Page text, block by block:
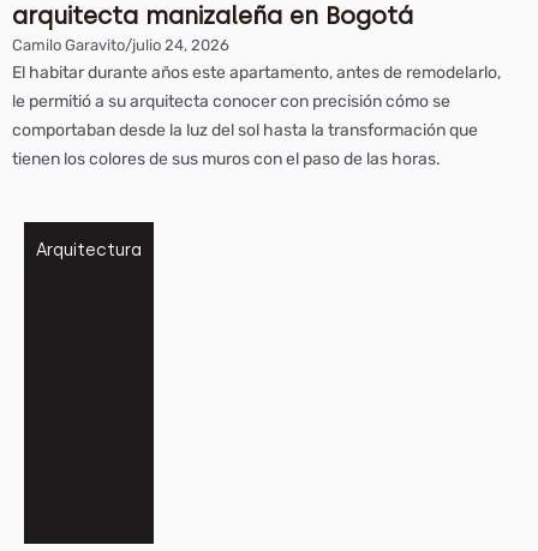
arquitecta manizaleña en Bogotá
Camilo Garavito/julio 24, 2026
El habitar durante años este apartamento, antes de remodelarlo,
le permitió a su arquitecta conocer con precisión cómo se
comportaban desde la luz del sol hasta la transformación que
tienen los colores de sus muros con el paso de las horas.
Arquitectura